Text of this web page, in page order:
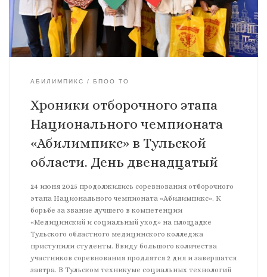
АБИЛИМПИКС БПОО ТО
Хроники отборочного этапа
Национального чемпионата
«Абилимпикс» в Тульской
области. День двенадцатый
24 июня 2025 продолжились соревнования отборочного
этапа Национального чемпионата «Абилимпикс». К
борьбе за звание лучшего в компетенции
«Медицинский и социальный уход» на площадке
Тульского областного медицинского колледжа
приступили студенты. Ввиду большого количества
участников соревнования продлятся 2 дня и завершатся
завтра. В Тульском техникуме социальных технологий